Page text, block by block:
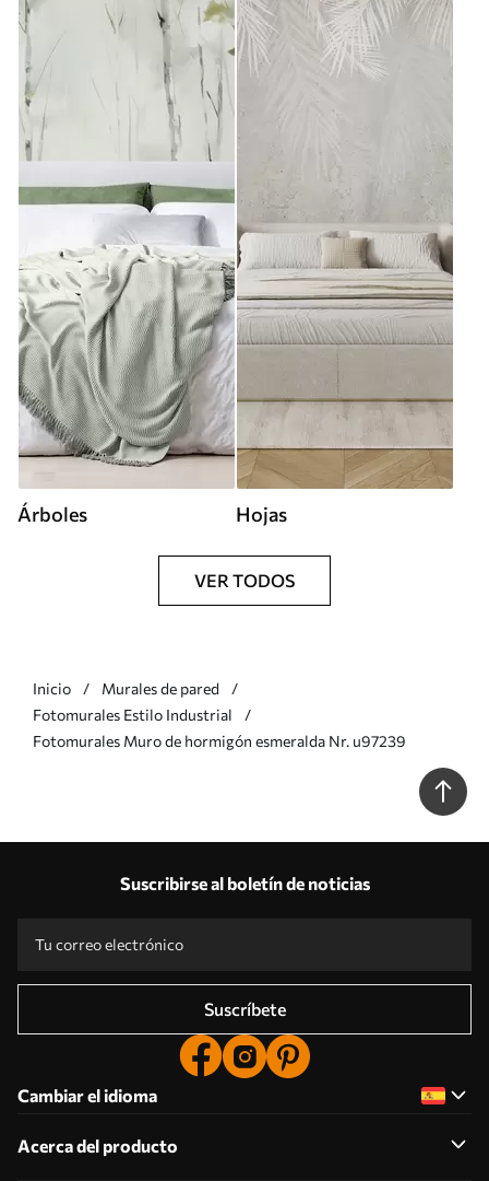
Árboles Hojas
VER TODOS
Inicio
Murales de pared
Fotomurales Estilo Industrial
Fotomurales Muro de hormigón esmeralda Nr. u97239
Suscribirse al boletín de noticias
Suscríbete
Cambiar el idioma
Acerca del producto